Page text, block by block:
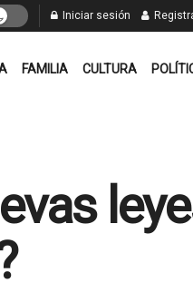
Iniciar sesión
FAMILIA CULTURA